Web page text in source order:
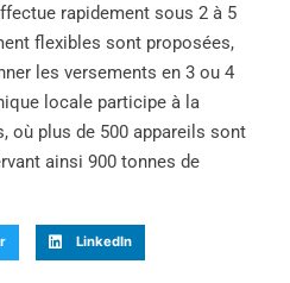
rapidement sous 2 à 5
flexibles sont proposées,
les versements en 3 ou 4
locale participe à la
où plus de 500 appareils sont
ainsi 900 tonnes de
LinkedIn